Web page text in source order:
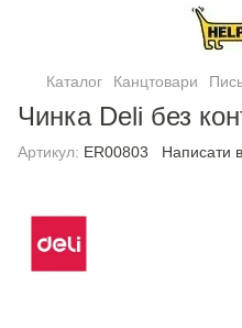
Каталог Канцтовари
Чинка Deli без
Артикул: ER00803 Написати